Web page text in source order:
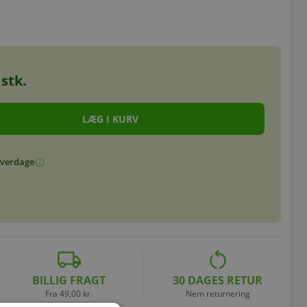
stk.
info
local_shipping
BILLIG FRAGT
Fra 49,00 kr.
restart_alt
30 DAGES RETUR
Nem returnering